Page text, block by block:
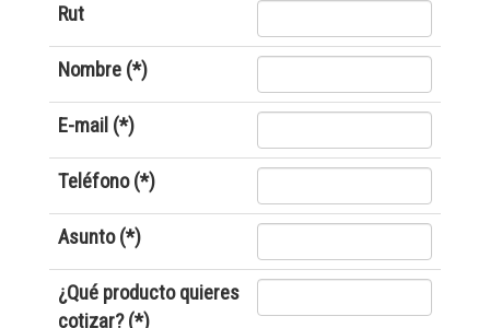
Rut
Nombre (*)
E-mail (*)
Teléfono (*)
Asunto (*)
¿Qué producto quieres
cotizar? (*)